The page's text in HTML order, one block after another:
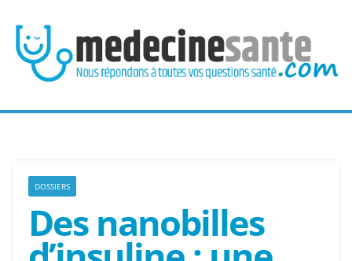
contenu
DOSSIERS
Des nanobilles